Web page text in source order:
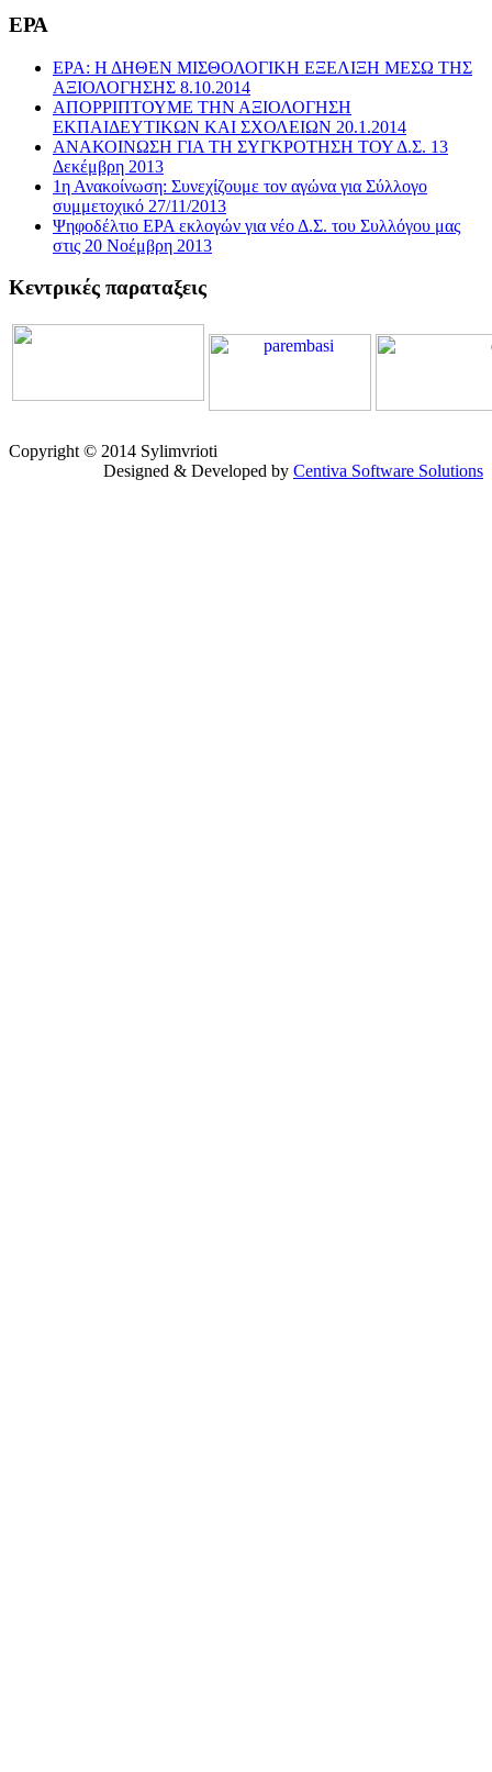
ΕΡΑ
ΕΡΑ: Η ΔΗΘΕΝ ΜΙΣΘΟΛΟΓΙΚΗ ΕΞΕΛΙΞΗ ΜΕΣΩ ΤΗΣ
ΑΞΙΟΛΟΓΗΣΗΣ 8.10.2014
ΑΠΟΡΡΙΠΤΟΥΜΕ ΤΗΝ ΑΞΙΟΛΟΓΗΣΗ
ΕΚΠΑΙΔΕΥΤΙΚΩΝ ΚΑΙ ΣΧΟΛΕΙΩΝ 20.1.2014
ΑΝΑΚΟΙΝΩΣΗ ΓΙΑ ΤΗ ΣΥΓΚΡΟΤΗΣΗ ΤΟΥ Δ.Σ. 13
Δεκέμβρη 2013
1η Ανακοίνωση: Συνεχίζουμε τον αγώνα για Σύλλογο
συμμετοχικό 27/11/2013
Ψηφοδέλτιο ΕΡΑ εκλογών για νέο Δ.Σ. του Συλλόγου μας
στις 20 Νοέμβρη 2013
Κεντρικές παραταξεις
Copyright © 2014 Sylimvrioti
Designed & Developed by Centiva Software Solutions